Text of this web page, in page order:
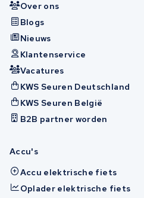
Over ons
Blogs
Nieuws
Klantenservice
Vacatures
KWS Seuren Deutschland
KWS Seuren België
B2B partner worden
Accu's
Accu elektrische fiets
Oplader elektrische fiets